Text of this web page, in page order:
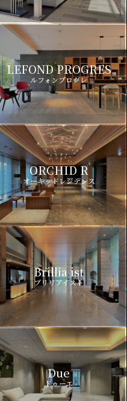
LEFOND PROGRES
ルフォンプログレ
ORCHID R
オーキッドレジデンス
Brillia ist
ブリリアイスト
Due
ドゥーエ